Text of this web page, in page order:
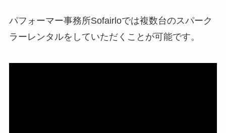
パフォーマー事務所Sofairloでは複数台のスパーク
ラーレンタルをしていただくことが可能です。